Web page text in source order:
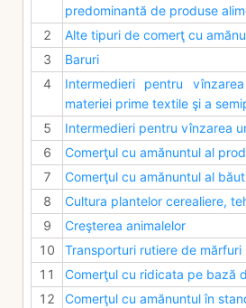
predominantă de produse
2
Alte tipuri de comerţ cu
3
Baruri
4
Intermedieri pentru
materiei prime textile şi a
5
Intermedieri pentru vînzarea
6
Comerţul cu amănuntul al
7
Comerţul cu amănuntul al
8
Cultura plantelor cerealiere,
9
Creşterea animalelor
10
Transporturi rutiere de mărfuri
11
Comerţul cu ridicata pe bază
12
Comerţul cu amănuntul în